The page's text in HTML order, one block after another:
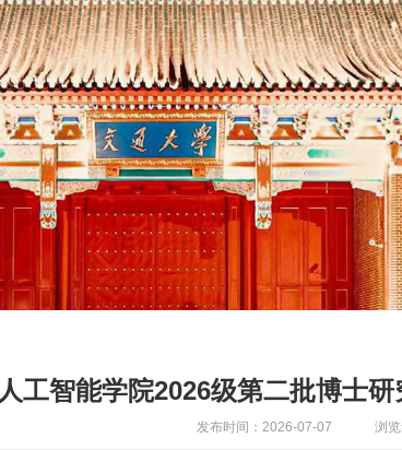
人工智能学院2026级第二批博士
发布时间：2026-07-07 浏